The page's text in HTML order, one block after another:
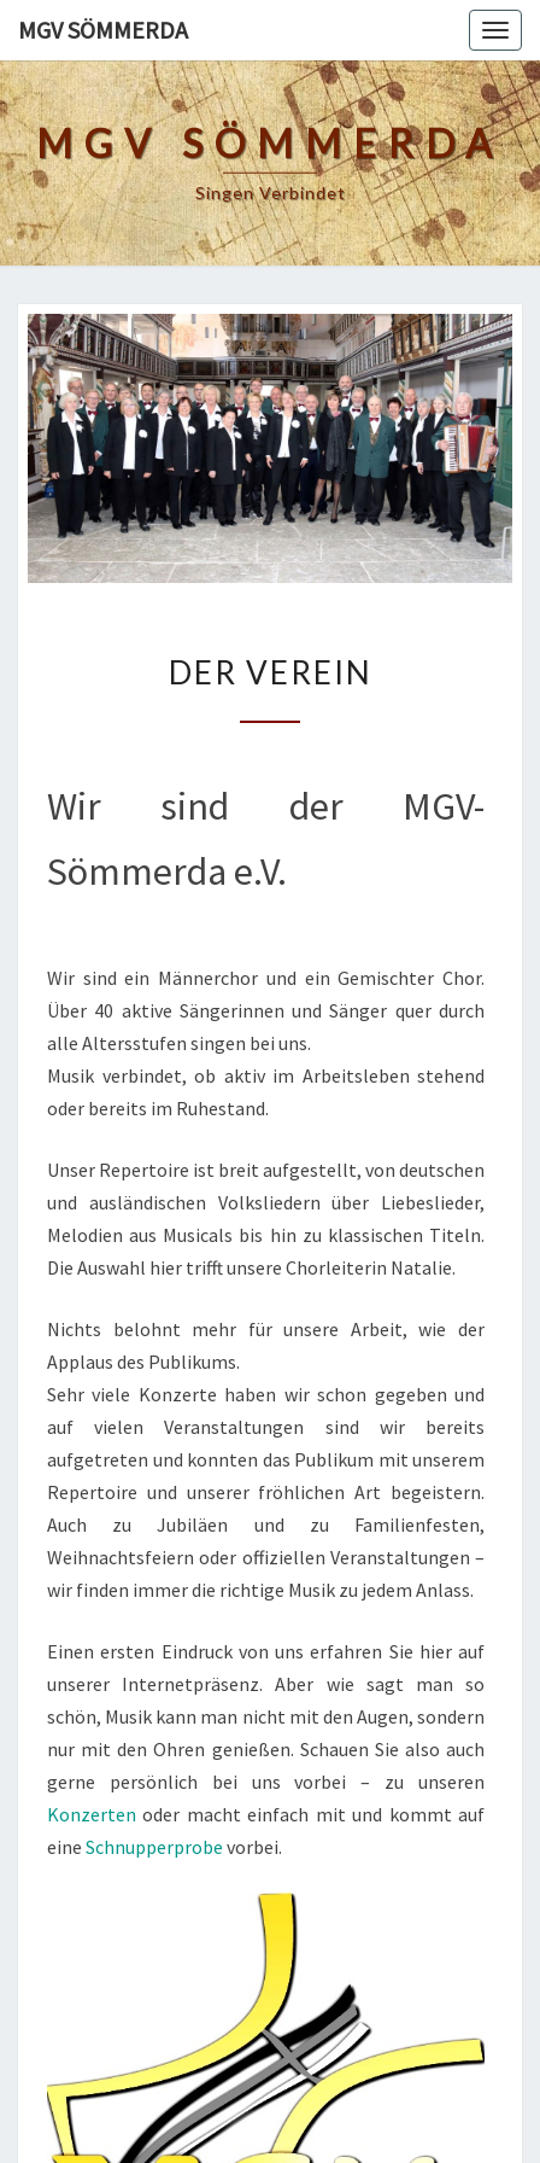
content
MGV SÖMMERDA
MGV SÖMMERDA
Singen Verbindet
VEREIN
DER VEREIN
Wir sind der MGV-
Sömmerda e.V.
Wir sind ein Männerchor und ein Gemischter Chor.
Über 40 aktive Sängerinnen und Sänger quer durch
alle Altersstufen singen bei uns.
Musik verbindet, ob aktiv im Arbeitsleben stehend
oder bereits im Ruhestand.
Unser Repertoire ist breit aufgestellt, von deutschen
und ausländischen Volksliedern über Liebeslieder,
Melodien aus Musicals bis hin zu klassischen Titeln.
Die Auswahl hier trifft unsere Chorleiterin Natalie.
Nichts belohnt mehr für unsere Arbeit, wie der
Applaus des Publikums.
Sehr viele Konzerte haben wir schon gegeben und
auf vielen Veranstaltungen sind wir bereits
aufgetreten und konnten das Publikum mit unserem
Repertoire und unserer fröhlichen Art begeistern.
Auch zu Jubiläen und zu Familienfesten,
Weihnachtsfeiern oder offiziellen Veranstaltungen –
wir finden immer die richtige Musik zu jedem Anlass.
Einen ersten Eindruck von uns erfahren Sie hier auf
unserer Internetpräsenz. Aber wie sagt man so
schön, Musik kann man nicht mit den Augen, sondern
nur mit den Ohren genießen. Schauen Sie also auch
gerne persönlich bei uns vorbei – zu unseren
Konzerten oder macht einfach mit und kommt auf
eine Schnupperprobe vorbei.